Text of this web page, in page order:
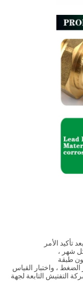
التفتيش التابعة لجهة